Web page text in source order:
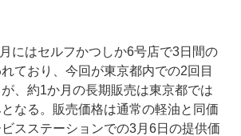
にはセルフかつしか6号店で3日間の
ており、今回が東京都内での2回目
、約1か月の長期販売は東京都では
なる。販売価格は通常の軽油と同価
スステーションでの3月6日の提供価